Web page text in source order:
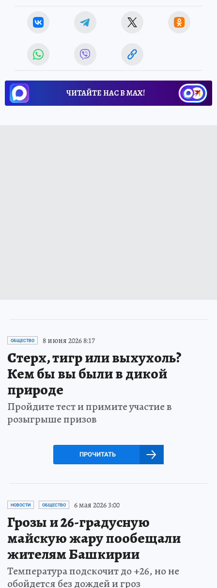
ЧИТАЙТЕ НАС В МАХ!
ОБЩЕСТВО 8 июня 2026 8:17
Стерх, тигр или выхухоль?
Кем бы вы были в дикой
природе
Пройдите тест и примите участие в
розыгрыше призов
ПРОЧИТАТЬ
НОВОСТИ ОБЩЕСТВО 6 мая 2026 3:00
Грозы и 26-градусную
майскую жару пообещали
жителям Башкирии
Температура подскочит до +26, но не
обойдется без дождей и гроз